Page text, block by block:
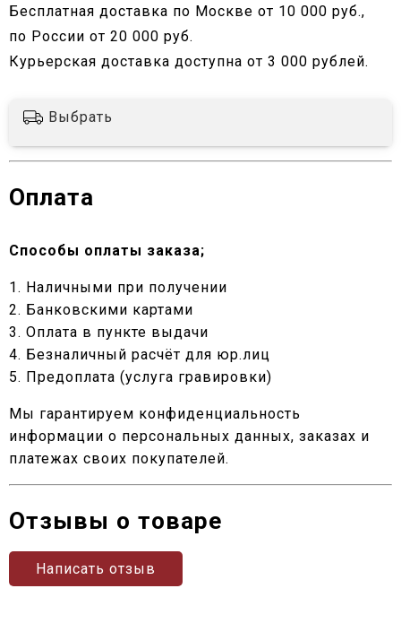
Бесплатная доставка по Москве от 10 000 руб.,
по России от 20 000 руб.
Курьерская доставка доступна от 3 000 рублей.
Выбрать
Оплата
Способы оплаты заказа;
1. Наличными при получении
2. Банковскими картами
3. Оплата в пункте выдачи
4. Безналичный расчёт для юр.лиц
5. Предоплата (услуга гравировки)
Мы гарантируем конфиденциальность
информации о персональных данных, заказах и
платежах своих покупателей.
Отзывы о товаре
Написать отзыв